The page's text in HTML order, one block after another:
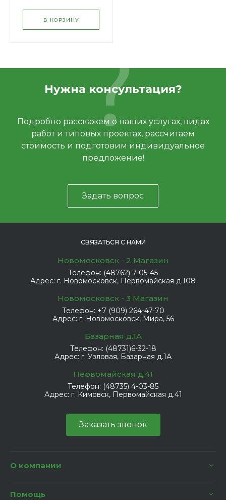
В КОРЗИНУ
Нужна консультация?
Подробно расскажем о наших услугах, видах
работ и типовых проектах, рассчитаем
стоимость и подготовим индивидуальное
предложение!
Задать вопрос
СВЯЗАТЬСЯ С НАМИ
Новомосковск - 2 Магазин
Телефон: (48762) 7-05-45
Адрес: г. Новомосковск, Первомайская д.108
Новомосковск - 3 Магазин
Телефон: +7 (909) 264-47-70
Адрес: г. Новомосковск, Мира, 56
Базарная д.1А
Телефон: (48731)6-32-18
Адрес: г. Узловая, Базарная д.1А
Первомайская д.41
Телефон: (48735) 4-03-85
Адрес: г. Кимовск, Первомайская д.41
Заказать звонок
О компании
Помощь